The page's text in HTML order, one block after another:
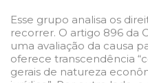
Esse grupo analisa os
recorrer. O artigo 896 da
uma avaliação da causa
oferece transcendência
gerais de natureza